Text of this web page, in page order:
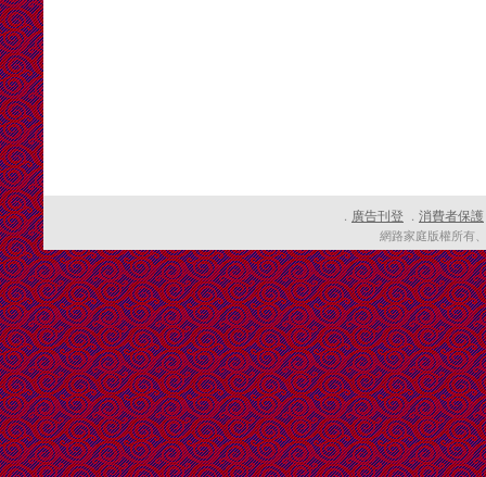
． 廣告刊登 ． 消費者保護
網路家庭版權所有